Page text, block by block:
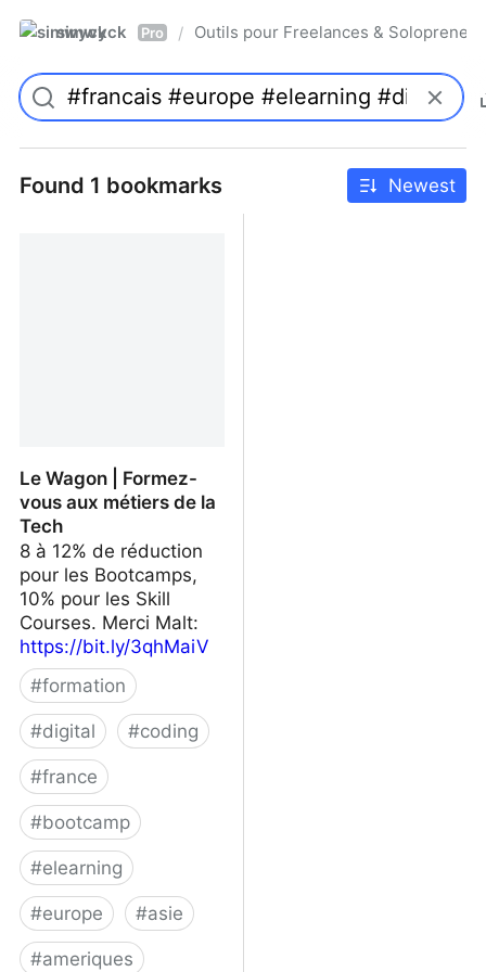
simwyck Pro / Outils pour Freelances &
Found 1 bookmarks Newest
Le Wagon | Formez-
vous aux métiers de la
Tech
8 à 12% de réduction
pour les Bootcamps,
10% pour les Skill
Courses. Merci Malt:
https://bit.ly/3qhMaiV
#formation
#digital #coding
#france
#bootcamp
#elearning
#europe #asie
#ameriques